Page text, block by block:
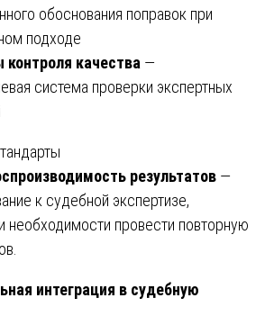
обоснования поправок при
подходе
качества —
система проверки экспертных
результатов —
к судебной экспертизе,
необходимости провести повторную
интеграция в судебную